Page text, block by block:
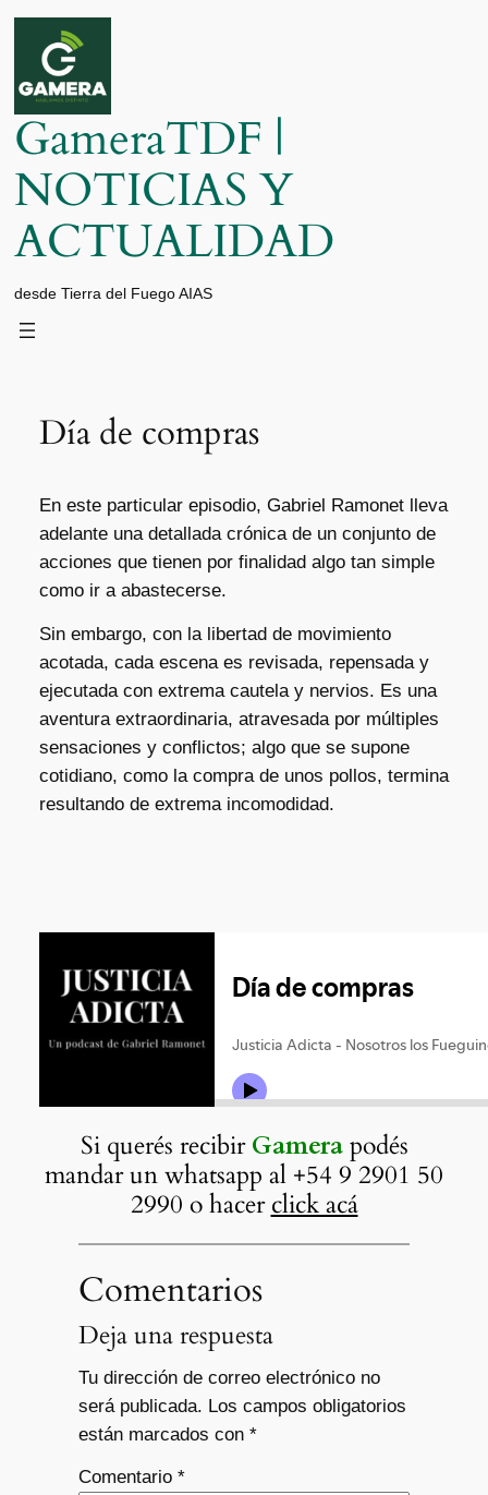
Saltar
contenido
GameraTDF |
NOTICIAS Y
ACTUALIDAD
desde Tierra del Fuego AIAS
Día de compras
En este particular episodio, Gabriel Ramonet lleva
adelante una detallada crónica de un conjunto de
acciones que tienen por finalidad algo tan simple
como ir a abastecerse.
Sin embargo, con la libertad de movimiento
acotada, cada escena es revisada, repensada y
ejecutada con extrema cautela y nervios. Es una
aventura extraordinaria, atravesada por múltiples
sensaciones y conflictos; algo que se supone
cotidiano, como la compra de unos pollos, termina
resultando de extrema incomodidad.
Si querés recibirGamerapodés
mandar un whatsapp al +54 9 2901 50
2990 o hacerclick acá
Comentarios
Deja una respuesta
Tu dirección de correo electrónico no
será publicada. Los campos obligatorios
están marcados con *
Comentario *